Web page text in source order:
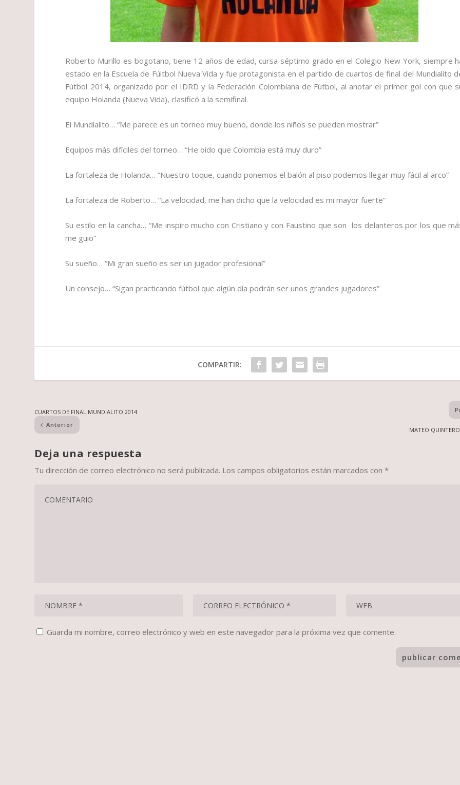
Roberto Murillo es bogotano, tiene 12 años de edad, cursa séptimo grado en el Colegio New York, siempre
estado en la Escuela de Fúitbol Nueva Vida y fue protagonista en el partido de cuartos de final del Mundialito
Fútbol 2014, organizado por el IDRD y la Federación Colombiana de Fútbol, al anotar el primer gol con que
equipo Holanda (Nueva Vida), clasificó a la semifinal.
El Mundialito…“Me parece es un torneo muy bueno, donde los niños se pueden mostrar”
Equipos más difíciles del torneo…“He oído que Colombia está muy duro”
La fortaleza de Holanda…“Nuestro toque, cuando ponemos el balón al piso podemos llegar muy fácil al arco”
La fortaleza de Roberto…“La velocidad, me han dicho que la velocidad es mi mayor fuerte”
Su estilo en la cancha… “Me inspiro mucho con Cristiano y con Faustino que son los delanteros por los que
me guio”
Su sueño… “Mi gran sueño es ser un jugador profesional”
Un consejo…“Sigan practicando fútbol que algún día podrán ser unos grandes jugadores”
COMPARTIR:
CUARTOS DE FINAL MUNDIALITO 2014
Anterior
MATEO
Deja una respuesta
Tu dirección de correo electrónico no será publicada. Los campos obligatorios están marcados con*
Guarda mi nombre, correo electrónico y web en este navegador para la próxima vez que comente.